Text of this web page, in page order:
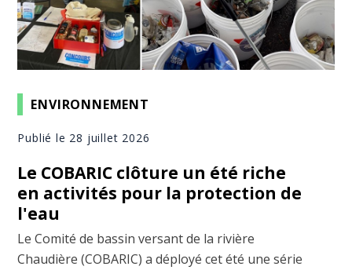
ENVIRONNEMENT
Publié le 28 juillet 2026
Le COBARIC clôture un été riche
en activités pour la protection de
l'eau
Le Comité de bassin versant de la rivière
Chaudière (COBARIC) a déployé cet été une série